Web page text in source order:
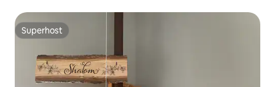
Superhost
Superhost